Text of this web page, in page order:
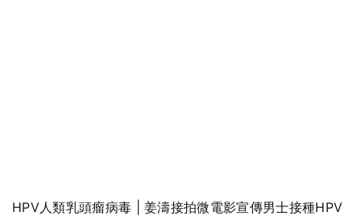
HPV人類乳頭瘤病毒 | 姜濤接拍微電影宣傳男士接種HPV